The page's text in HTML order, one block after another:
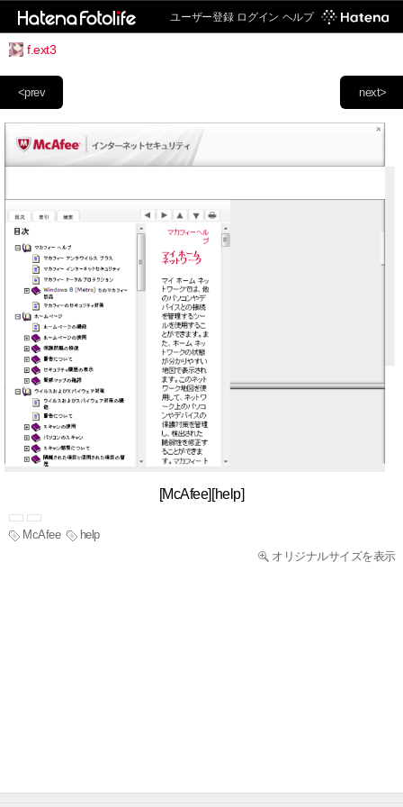
ユーザー登録 ログイン ヘルプ
f.ext3
next>
<prev
[McAfee][help]
McAfee
help
オリジナルサイズを表示